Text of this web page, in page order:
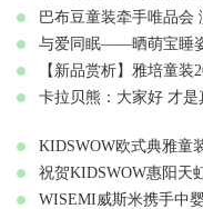
巴布豆童装牵手唯品会
与爱同眠——晒萌宝睡
【新品赏析】雅培童装
卡拉贝熊：大家好 才是
KIDSWOW欧式典雅童
祝贺KIDSWOW惠阳天
WISEMI威斯米携手中